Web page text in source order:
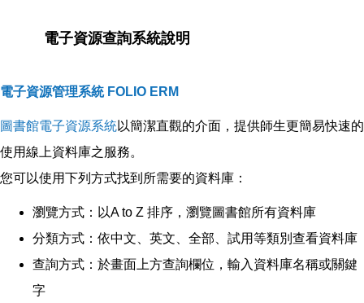
電子資源查詢系統說明
電子資源管理系統 FOLIO ERM
圖書館電子資源系統以簡潔直觀的介面，提供師生更簡易快速的
使用線上資料庫之服務。
您可以使用下列方式找到所需要的資料庫：
瀏覽方式：以A to Z 排序，瀏覽圖書館所有資料庫
分類方式：依中文、英文、全部、試用等類別查看資料庫
查詢方式：於畫面上方查詢欄位，輸入資料庫名稱或關鍵
字